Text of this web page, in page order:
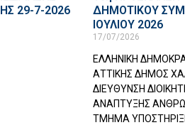
29-7-2026
ΔΗΜΟΤΙΚΟΥ
ΙΟΥΛΙΟΥ 2026
17/07/2026
ΕΛΛΗΝΙΚΗ
ΑΤΤΙΚΗΣ ΔΗΜΟΣ
ΔΙΕΥΘΥΝΣΗ
ΑΝΑΠΤΥΞΗΣ
ΤΜΗΜΑ